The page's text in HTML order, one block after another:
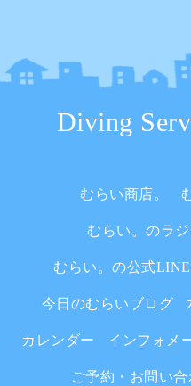
Diving
むらい商店。
むらい。のラジ
むらい。の公式LINE
今日のむらいブログ
カレンダー インフォメ
ご予約・お問い合